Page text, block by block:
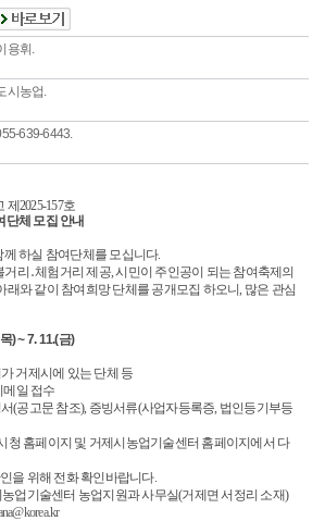
용휘.
시농업.
639-6443.
2025-157호
단체 모집 안내
하실 참여단체를 모십니다.
리․체험거리 제공, 시민이 주인공이 되는 참여축제의
래와 같이 참여희망 단체를 공개모집 하오니, 많은 관심
) ~ 7. 11.(금)
거제시에 있는 단체 등
일 접수
(공고문 참조), 증빙서류(사업자등록증, 법인등기부등
청 홈페이지 및 거제시농업기술센터 홈페이지에서 다
을 위해 전화 확인바랍니다.
업기술센터 농업지원과 사무실(거제면 서정리 소재)